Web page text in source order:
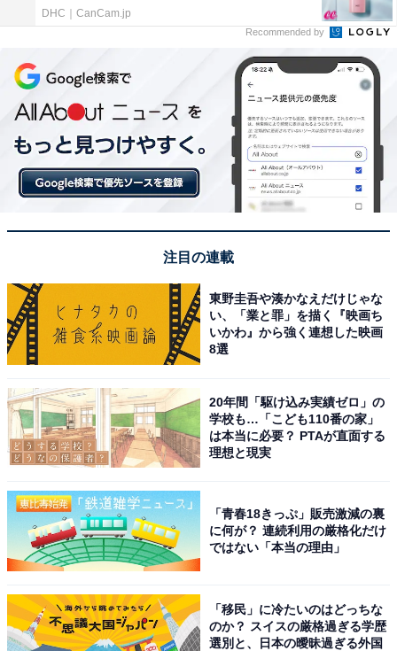
強制終了するには、電源ボタンを長押ししてください。
通常、5秒程度電源ボタンを押し続けていると自動的に
電源が切れて、強制終了になります。この操作は機種に
よって違う場合があるので、電源ボタンが分からない、
しばらくそれっぽいボタンを押しても状況に変化がない
場合は、マニュアルなどを確認してください。
毎回強制終了させるのはやめましょう
通常の終了をせずに毎回強制終了させている場合は、そ
れによって何らかの不具合が発生する場合があるので止
めましょう。
もし、通常の終了操作が出来なくなってしまっている場
DHC｜CanCam.jp
Recommended by
注目の連載
東野圭吾や湊かなえだけじゃな
い、「業と罪」を描く『映画ち
いかわ』から強く連想した映画
8選
20年間「駆け込み実績ゼロ」の
学校も…「こども110番の家」
は本当に必要？ PTAが直面する
理想と現実
「青春18きっぷ」販売激減の裏
に何が？ 連続利用の厳格化だけ
ではない「本当の理由」
「移民」に冷たいのはどっちな
のか？ スイスの厳格過ぎる学歴
選別と、日本の曖昧過ぎる外国